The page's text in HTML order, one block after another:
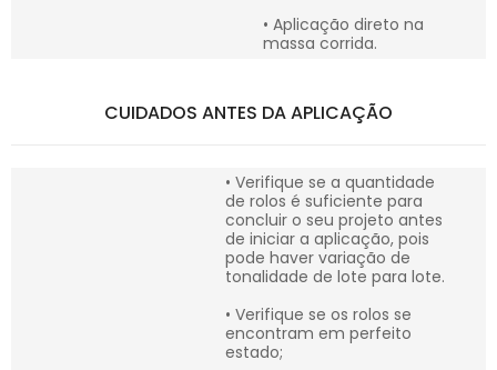
• Aplicação direto na
massa corrida.
CUIDADOS ANTES DA APLICAÇÃO
• Verifique se a quantidade
de rolos é suficiente para
concluir o seu projeto antes
de iniciar a aplicação, pois
pode haver variação de
tonalidade de lote para lote.
• Verifique se os rolos se
encontram em perfeito
estado;